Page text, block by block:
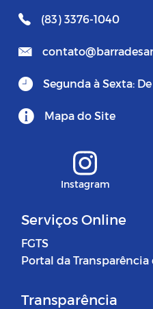
(83) 3376-1040
Segunda à Sexta:
Mapa do Site
Instagram
Serviços Online
FGTS
Portal da Transparência
Transparência